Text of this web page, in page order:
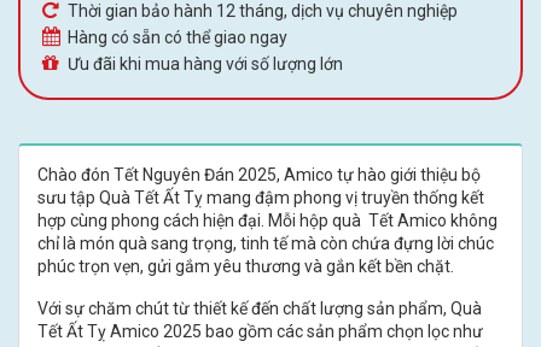
Thời gian bảo hành 12 tháng, dịch vụ chuyên nghiệp
Hàng có sẵn có thể giao ngay
Ưu đãi khi mua hàng với số lượng lớn
Chào đón Tết Nguyên Đán 2025, Amico tự hào giới thiệu bộ
sưu tập Quà Tết Ất Tỵ mang đậm phong vị truyền thống kết
hợp cùng phong cách hiện đại. Mỗi hộp quà Tết Amico không
chỉ là món quà sang trọng, tinh tế mà còn chứa đựng lời chúc
phúc trọn vẹn, gửi gắm yêu thương và gắn kết bền chặt.
Với sự chăm chút từ thiết kế đến chất lượng sản phẩm, Quà
Tết Ất Tỵ Amico 2025 bao gồm các sản phẩm chọn lọc như